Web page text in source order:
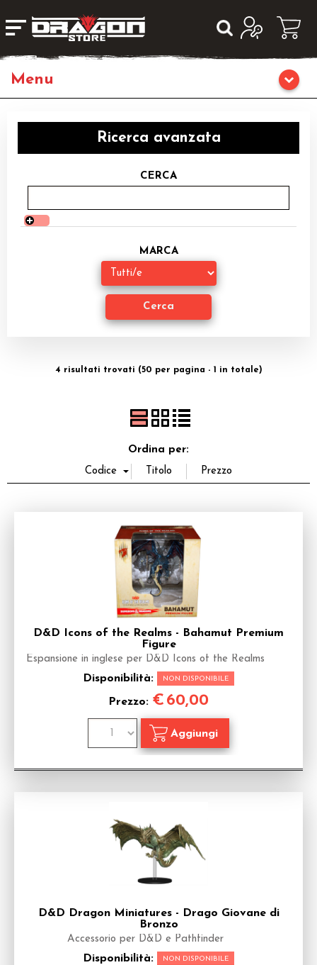
Giochi di Ruolo
Librigame
Editoria
Giochi di Carte Collezionabili
Accessori
Ricerca avanzata
CERCA
MARCA
4 risultati trovati (50 per pagina - 1 in totale)
Ordina per:
D&D Icons of the Realms - Bahamut Premium
Figure
Espansione in inglese per D&D Icons of the Realms
Disponibilità: NON DISPONIBILE
Prezzo: € 60,00
D&D Dragon Miniatures - Drago Giovane di
Bronzo
Accessorio per D&D e Pathfinder
Disponibilità: NON DISPONIBILE